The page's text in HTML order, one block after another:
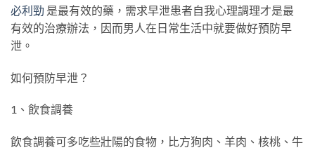
必利勁 是最有效的藥，需求早泄患者自我心理調理才是最
有效的治療辦法，因而男人在日常生活中就要做好預防早
泄。
如何預防早泄？
1、飲食調養
飲食調養可多吃些壯陽的食物，比方狗肉、羊肉、核桃、牛